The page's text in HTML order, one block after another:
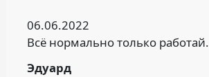
06.06.2022
Всё нормально только работай.
Эдуард